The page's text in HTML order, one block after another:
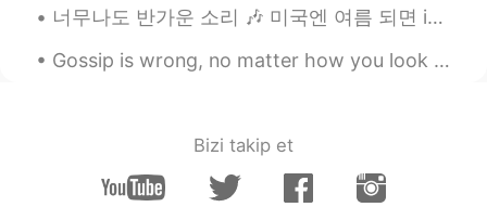
Lily 2019.11.27 21:39
作ると決めたは、英語の文章の直訳という
2019.11.27 21:38
KR
너무나도 반가운 소리 🎶 미국엔 여름 되면 ice cream truck들이 동네를 돌아다녀요 다 이 노래를 틀어놓으니까 사람들이 주변에 아이스크림 트럭이 있는지 없는지 항상...
Gossip is wrong, no matter how you look at it. Spreading malicious rumors will not only hurt the ...
Bizi takip et